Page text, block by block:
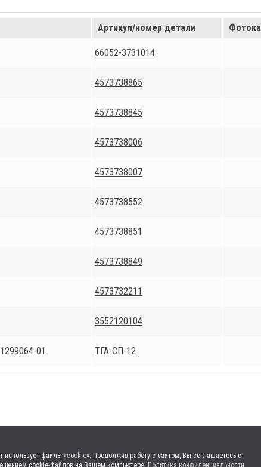
Артикул/номер детали
66052-3731014
4573738865
4573738845
4573738006
4573738007
4573738552
4573738851
4573738849
4573732211
3552120104
01 ТГА-СП-12
использует файлы «cookie». Продолжив работу с сайтом, Вы соглашаетесь с